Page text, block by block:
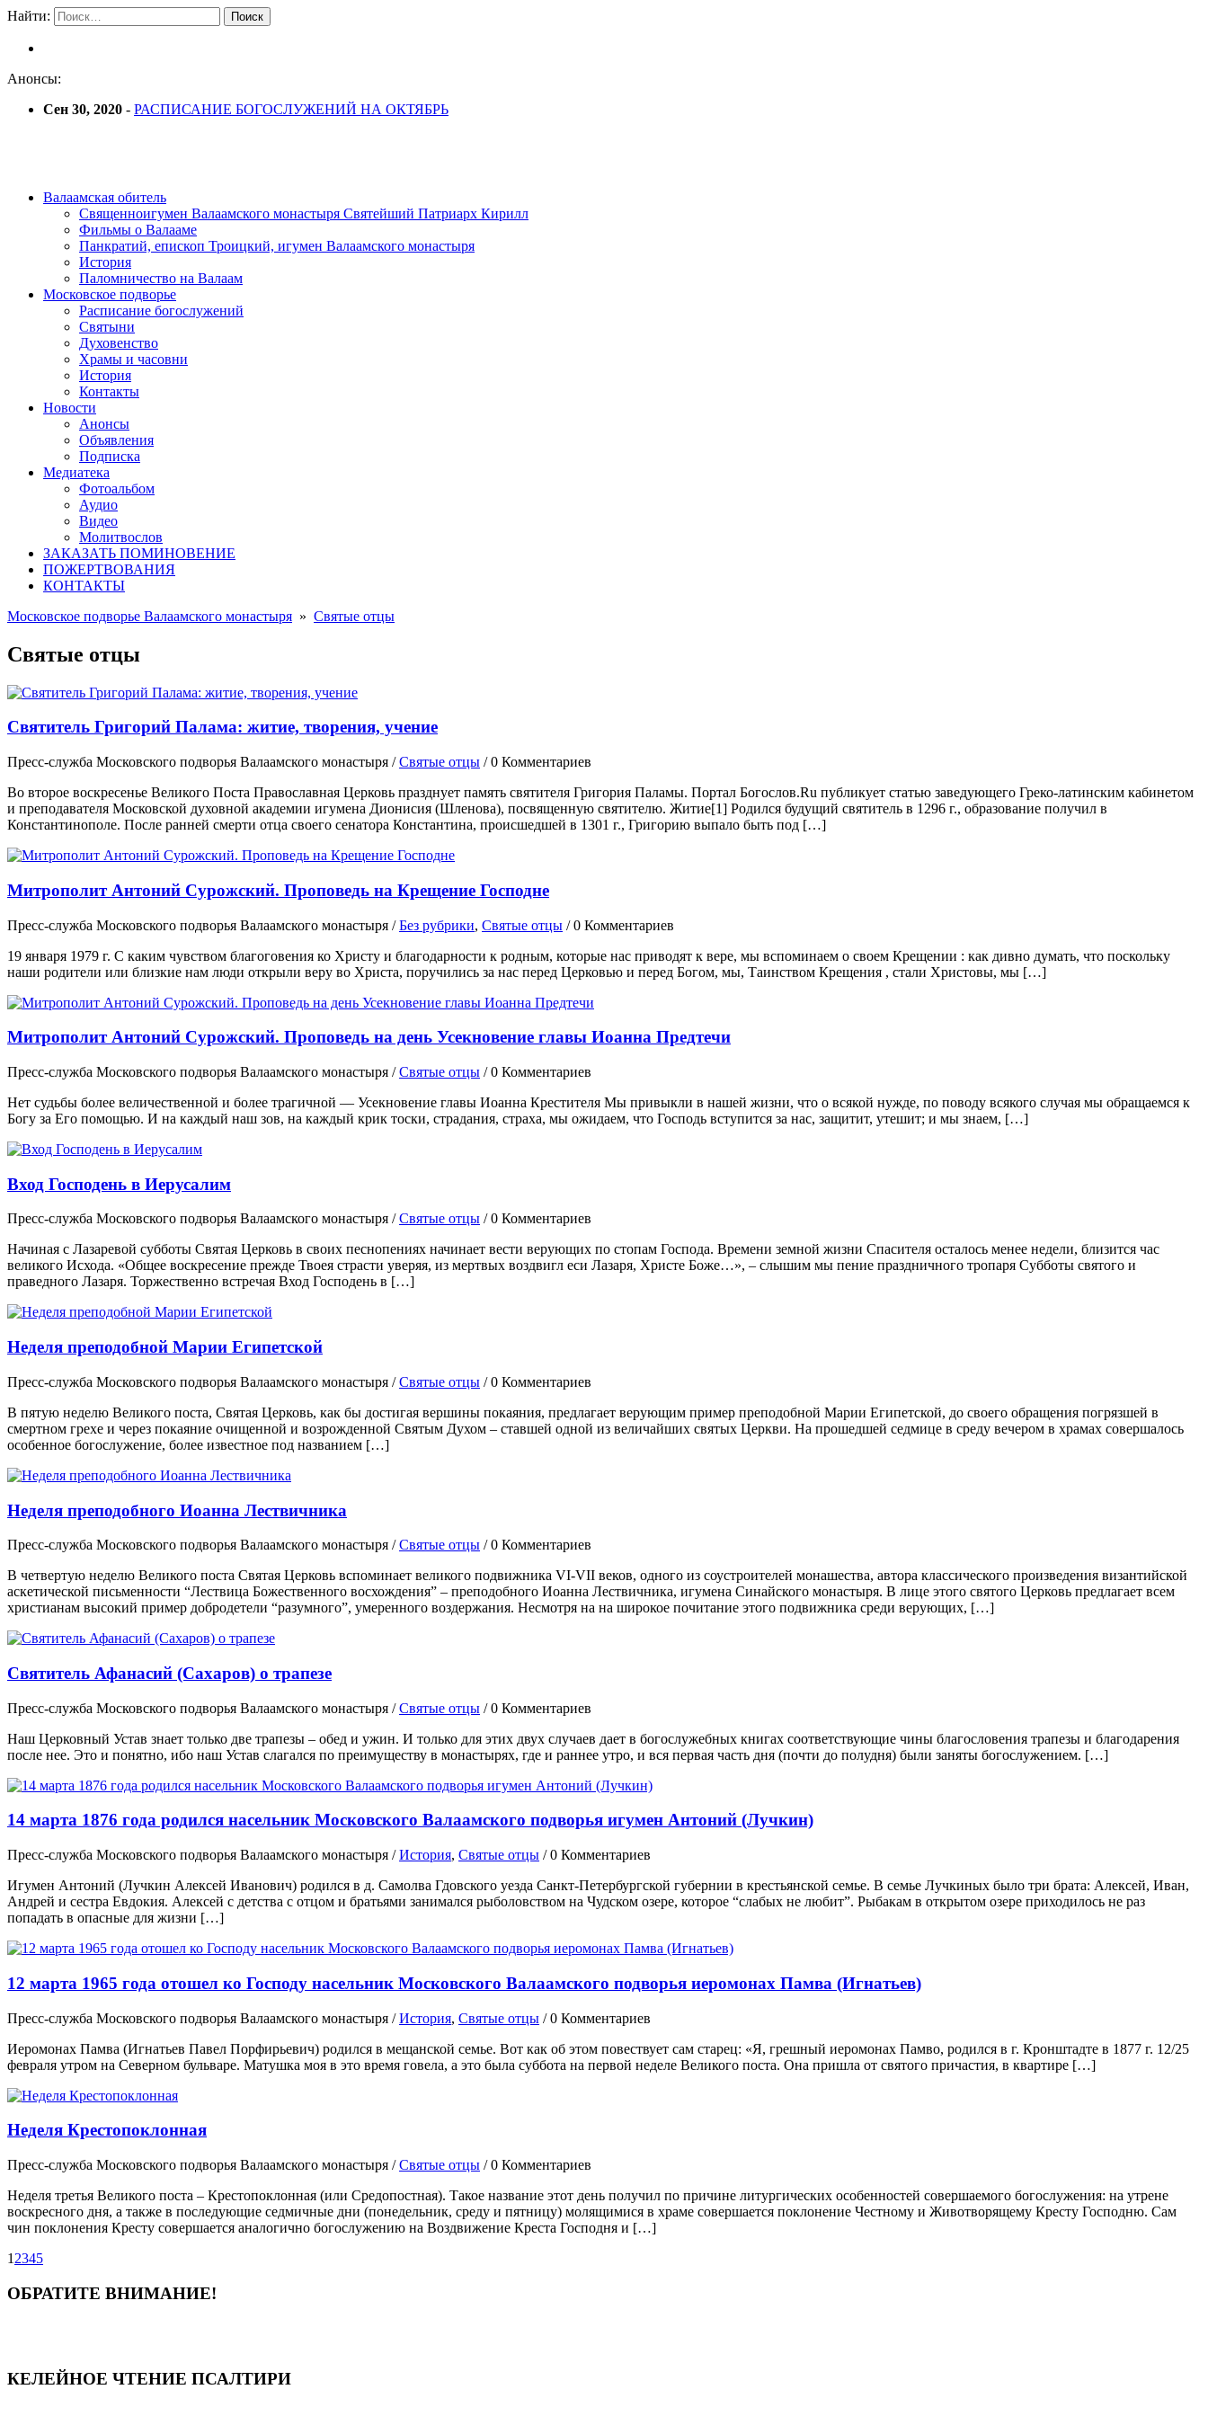
Найти:
Анонсы:
Сен 30, 2020 - РАСПИСАНИЕ БОГОСЛУЖЕНИЙ НА ОКТЯБРЬ
Валаамская обитель
Священноигумен Валаамского монастыря Святейший Патриарх Кирилл
Фильмы о Валааме
Панкратий, епископ Троицкий, игумен Валаамского монастыря
История
Паломничество на Валаам
Московское подворье
Расписание богослужений
Святыни
Духовенство
Храмы и часовни
История
Контакты
Новости
Анонсы
Объявления
Подписка
Медиатека
Фотоальбом
Аудио
Видео
Молитвослов
ЗАКАЗАТЬ ПОМИНОВЕНИЕ
ПОЖЕРТВОВАНИЯ
КОНТАКТЫ
Московское подворье Валаамского монастыря » Святые отцы
Святые отцы
Святитель Григорий Палама: житие, творения, учение
Пресс-служба Московского подворья Валаамского монастыря /Святые отцы /0 Комментариев
Во второе воскресенье Великого Поста Православная Церковь празднует память святителя Григория Паламы. Портал Богослов.Ru публикует статью заведующего Греко-латинским кабинетом
и преподавателя Московской духовной академии игумена Дионисия (Шленова), посвященную святителю. Житие[1] Родился будущий святитель в 1296 г., образование получил в
Константинополе. После ранней смерти отца своего сенатора Константина, происшедшей в 1301 г., Григорию выпало быть под […]
Митрополит Антоний Сурожский. Проповедь на Крещение Господне
Пресс-служба Московского подворья Валаамского монастыря /Без рубрики, Святые отцы /0 Комментариев
19 января 1979 г. С каким чувством благоговения ко Христу и благодарности к родным, которые нас приводят к вере, мы вспоминаем о своем Крещении : как дивно думать, что поскольку
наши родители или близкие нам люди открыли веру во Христа, поручились за нас перед Церковью и перед Богом, мы, Таинством Крещения , стали Христовы, мы […]
Митрополит Антоний Сурожский. Проповедь на день Усекновение главы Иоанна Предтечи
Пресс-служба Московского подворья Валаамского монастыря /Святые отцы /0 Комментариев
Нет судьбы более величественной и более трагичной — Усекновение главы Иоанна Крестителя Мы привыкли в нашей жизни, что о всякой нужде, по поводу всякого случая мы обращаемся к
Богу за Его помощью. И на каждый наш зов, на каждый крик тоски, страдания, страха, мы ожидаем, что Господь вступится за нас, защитит, утешит; и мы знаем, […]
Вход Господень в Иерусалим
Пресс-служба Московского подворья Валаамского монастыря /Святые отцы /0 Комментариев
Начиная с Лазаревой субботы Святая Церковь в своих песнопениях начинает вести верующих по стопам Господа. Времени земной жизни Спасителя осталось менее недели, близится час
великого Исхода. «Общее воскресение прежде Твоея страсти уверяя, из мертвых воздвигл еси Лазаря, Христе Боже…», – слышим мы пение праздничного тропаря Субботы святого и
праведного Лазаря. Торжественно встречая Вход Господень в […]
Неделя преподобной Марии Египетской
Пресс-служба Московского подворья Валаамского монастыря /Святые отцы /0 Комментариев
В пятую неделю Великого поста, Святая Церковь, как бы достигая вершины покаяния, предлагает верующим пример преподобной Марии Египетской, до своего обращения погрязшей в
смертном грехе и через покаяние очищенной и возрожденной Святым Духом – ставшей одной из величайших святых Церкви. На прошедшей седмице в среду вечером в храмах совершалось
особенное богослужение, более известное под названием […]
Неделя преподобного Иоанна Лествичника
Пресс-служба Московского подворья Валаамского монастыря /Святые отцы /0 Комментариев
В четвертую неделю Великого поста Святая Церковь вспоминает великого подвижника VI-VII веков, одного из соустроителей монашества, автора классического произведения византийской
аскетической письменности “Лествица Божественного восхождения” – преподобного Иоанна Лествичника, игумена Синайского монастыря. В лице этого святого Церковь предлагает всем
христианам высокий пример добродетели “разумного”, умеренного воздержания. Несмотря на на широкое почитание этого подвижника среди верующих, […]
Святитель Афанасий (Сахаров) о трапезе
Пресс-служба Московского подворья Валаамского монастыря /Святые отцы /0 Комментариев
Наш Церковный Устав знает только две трапезы – обед и ужин. И только для этих двух случаев дает в богослужебных книгах соответствующие чины благословения трапезы и благодарения
после нее. Это и понятно, ибо наш Устав слагался по преимуществу в монастырях, где и раннее утро, и вся первая часть дня (почти до полудня) были заняты богослужением. […]
14 марта 1876 года родился насельник Московского Валаамского подворья игумен Антоний (Лучкин)
Пресс-служба Московского подворья Валаамского монастыря /История, Святые отцы /0 Комментариев
Игумен Антоний (Лучкин Алексей Иванович) родился в д. Самолва Гдовского уезда Санкт-Петербургской губернии в крестьянской семье. В семье Лучкиных было три брата: Алексей, Иван,
Андрей и сестра Евдокия. Алексей с детства с отцом и братьями занимался рыболовством на Чудском озере, которое “слабых не любит”. Рыбакам в открытом озере приходилось не раз
попадать в опасные для жизни […]
12 марта 1965 года отошел ко Господу насельник Московского Валаамского подворья иеромонах Памва (Игнатьев)
Пресс-служба Московского подворья Валаамского монастыря /История, Святые отцы /0 Комментариев
Иеромонах Памва (Игнатьев Павел Порфирьевич) родился в мещанской семье. Вот как об этом повествует сам старец: «Я, грешный иеромонах Памво, родился в г. Крон­штадте в 1877 г. 12/25
февраля утром на Северном бульваре. Матушка моя в это время говела, а это была суббота на первой неделе Великого поста. Она при­шла от святого причастия, в квартире […]
Неделя Крестопоклонная
Пресс-служба Московского подворья Валаамского монастыря /Святые отцы /0 Комментариев
Неделя третья Великого поста – Крестопоклонная (или Средопостная). Такое название этот день получил по причине литургических особенностей совершаемого богослужения: на утрене
воскресного дня, а также в последующие седмичные дни (понедельник, среду и пятницу) молящимися в храме совершается поклонение Честному и Животворящему Кресту Господню. Сам
чин поклонения Кресту совершается аналогично богослужению на Воздвижение Креста Господня и […]
1 2345
ОБРАТИТЕ ВНИМАНИЕ!
КЕЛЕЙНОЕ ЧТЕНИЕ ПСАЛТИРИ